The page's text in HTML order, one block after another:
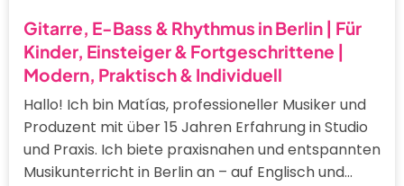
Gitarre, E-Bass & Rhythmus in Berlin | Für
Kinder, Einsteiger & Fortgeschrittene |
Modern, Praktisch & Individuell
Hallo! Ich bin Matías, professioneller Musiker und
Produzent mit über 15 Jahren Erfahrung in Studio
und Praxis. Ich biete praxisnahen und entspannten
Musikunterricht in Berlin an – auf Englisch und…